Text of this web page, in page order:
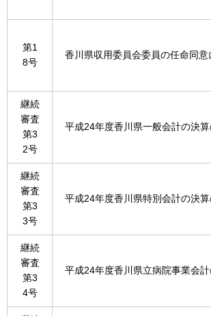
第1
8号
香川県収用委員会委員の任命同意
継続
審査
第3
2号
平成24年度香川県一般会計の決
継続
審査
第3
3号
平成24年度香川県特別会計の決
継続
審査
第3
4号
平成24年度香川県立病院事業会計